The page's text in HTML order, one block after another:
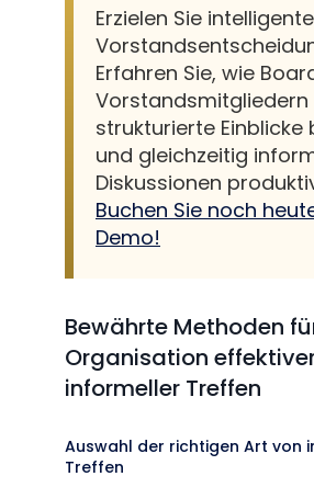
Erzielen Sie
Erfahren Sie, wie
Vorstandsmitgliedern
strukturierte Einblicke
und gleichzeitig
Diskussionen
Buchen Sie noch
Demo!
Bewährte Methoden
Organisation
informeller Treffen
Auswahl der richtigen Art von
Treffen